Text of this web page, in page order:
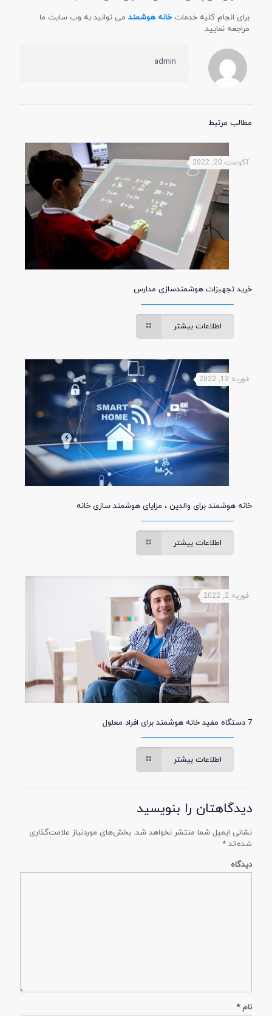
برای انجام کلیه خدماتخانه هوشمند می توانید به وب سایت ما
مراجعه نمایید.
admin
مطالب مرتبط
آگوست 20, 2022
خرید تجهیزات هوشمندسازی مدارس
اطلاعات بیشتر
فوریه 13, 2022
خانه هوشمند برای والدین ، مزایای هوشمند سازی خانه
اطلاعات بیشتر
فوریه 2, 2022
7 دستگاه مفید خانه هوشمند برای افراد معلول
اطلاعات بیشتر
دیدگاهتان را بنویسید
نشانی ایمیل شما منتشر نخواهد شد. بخش‌های موردنیاز علامت‌گذاری
شده‌اند*
دیدگاه
نام*